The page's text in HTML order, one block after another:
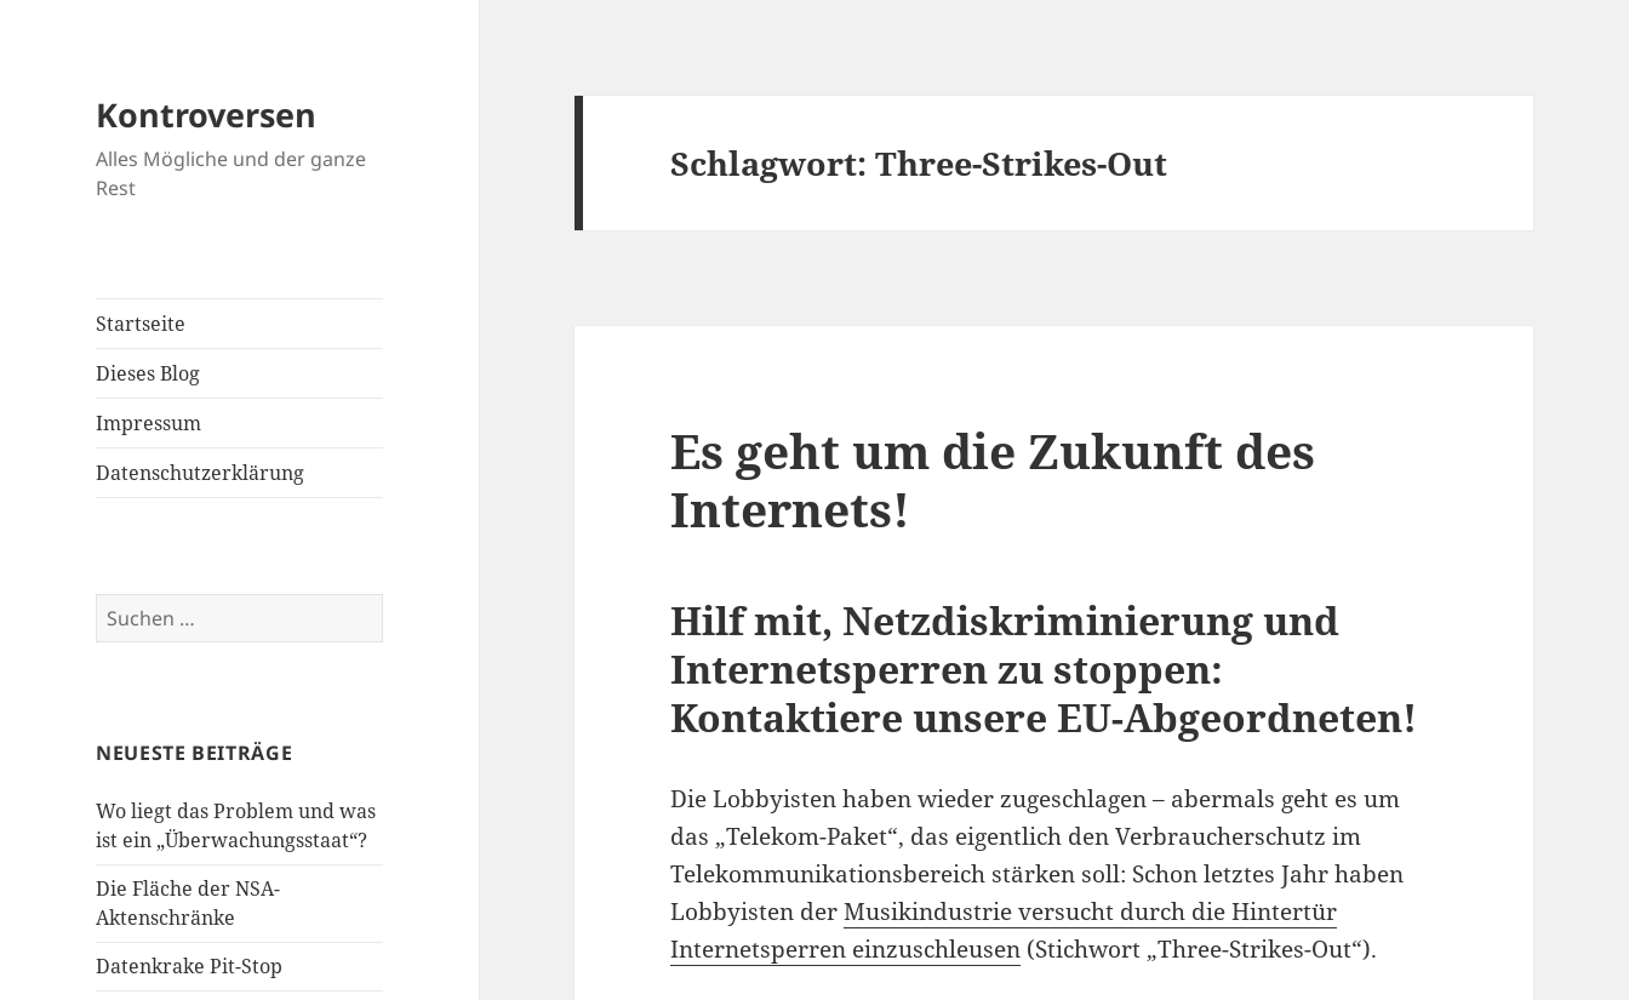
Kontroversen
Alles Mögliche und der ganze
Rest
Startseite
Dieses Blog
Impressum
Datenschutzerklärung
Suchen
nach:
NEUESTE BEITRÄGE
Wo liegt das Problem und was
ist ein „Überwachungsstaat“?
Die Fläche der NSA-
Aktenschränke
Datenkrake Pit-Stop
Schlagwort:Three-Strikes-Out
Es geht um die Zukunft des
Internets!
Hilf mit, Netzdiskriminierung und
Internetsperren zu stoppen:
Kontaktiere unsere EU-Abgeordneten!
Die Lobbyisten haben wieder zugeschlagen – abermals geht es um
das „Telekom-Paket“, das eigentlich den Verbraucherschutz im
Telekommunikationsbereich stärken soll: Schon letztes Jahr haben
Lobbyisten derMusikindustrie versucht durch die Hintertür
Internetsperren einzuschleusen (Stichwort „Three-Strikes-Out“).